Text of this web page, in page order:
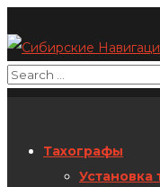
Тахографы
Установка